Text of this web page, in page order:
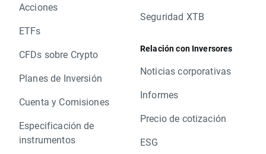
Acciones
ETFs
CFDs sobre Crypto
Planes de Inversión
Cuenta y Comisiones
Especificación de
instrumentos
Seguridad XTB
Relación con Inversores
Noticias corporativas
Informes
Precio de cotización
ESG